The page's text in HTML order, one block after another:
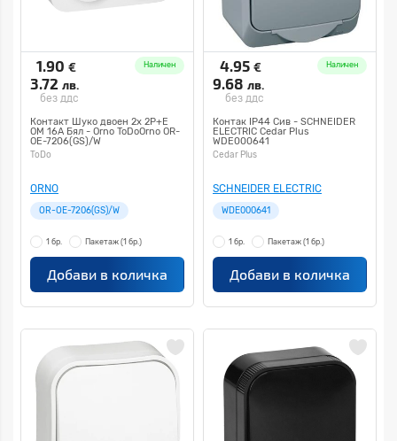
1.90 €
3.72 лв.
без ддс
Наличен
Контакт Шуко двоен 2x 2P+E
ОМ 16A Бял - Orno ToDoOrno OR-
OE-7206(GS)/W
ToDo
ORNO
OR-OE-7206(GS)/W
1 бр. Пакетаж (1 бр.)
Добави в количка
4.95 €
9.68 лв.
без ддс
Наличен
Контак IP44 Сив - SCHNEIDER
ELECTRIC Cedar Plus
WDE000641
Cedar Plus
SCHNEIDER ELECTRIC
WDE000641
1 бр. Пакетаж (1 бр.)
Добави в количка